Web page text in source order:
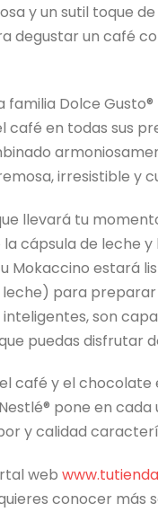
y un sutil toque
degustar un café
Dolce
en todas sus
irresistible y
llevará tu
cápsula de leche
Mokaccino estará
para
son
puedas disfrutar
café y el
pone en
y calidad
web
conocer más